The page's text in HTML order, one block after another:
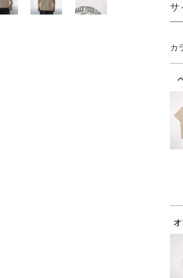
サ
カ
オ